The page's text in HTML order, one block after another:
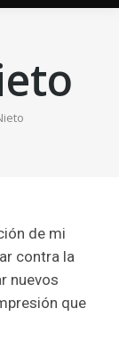
de mi
contra la
nuevos
que